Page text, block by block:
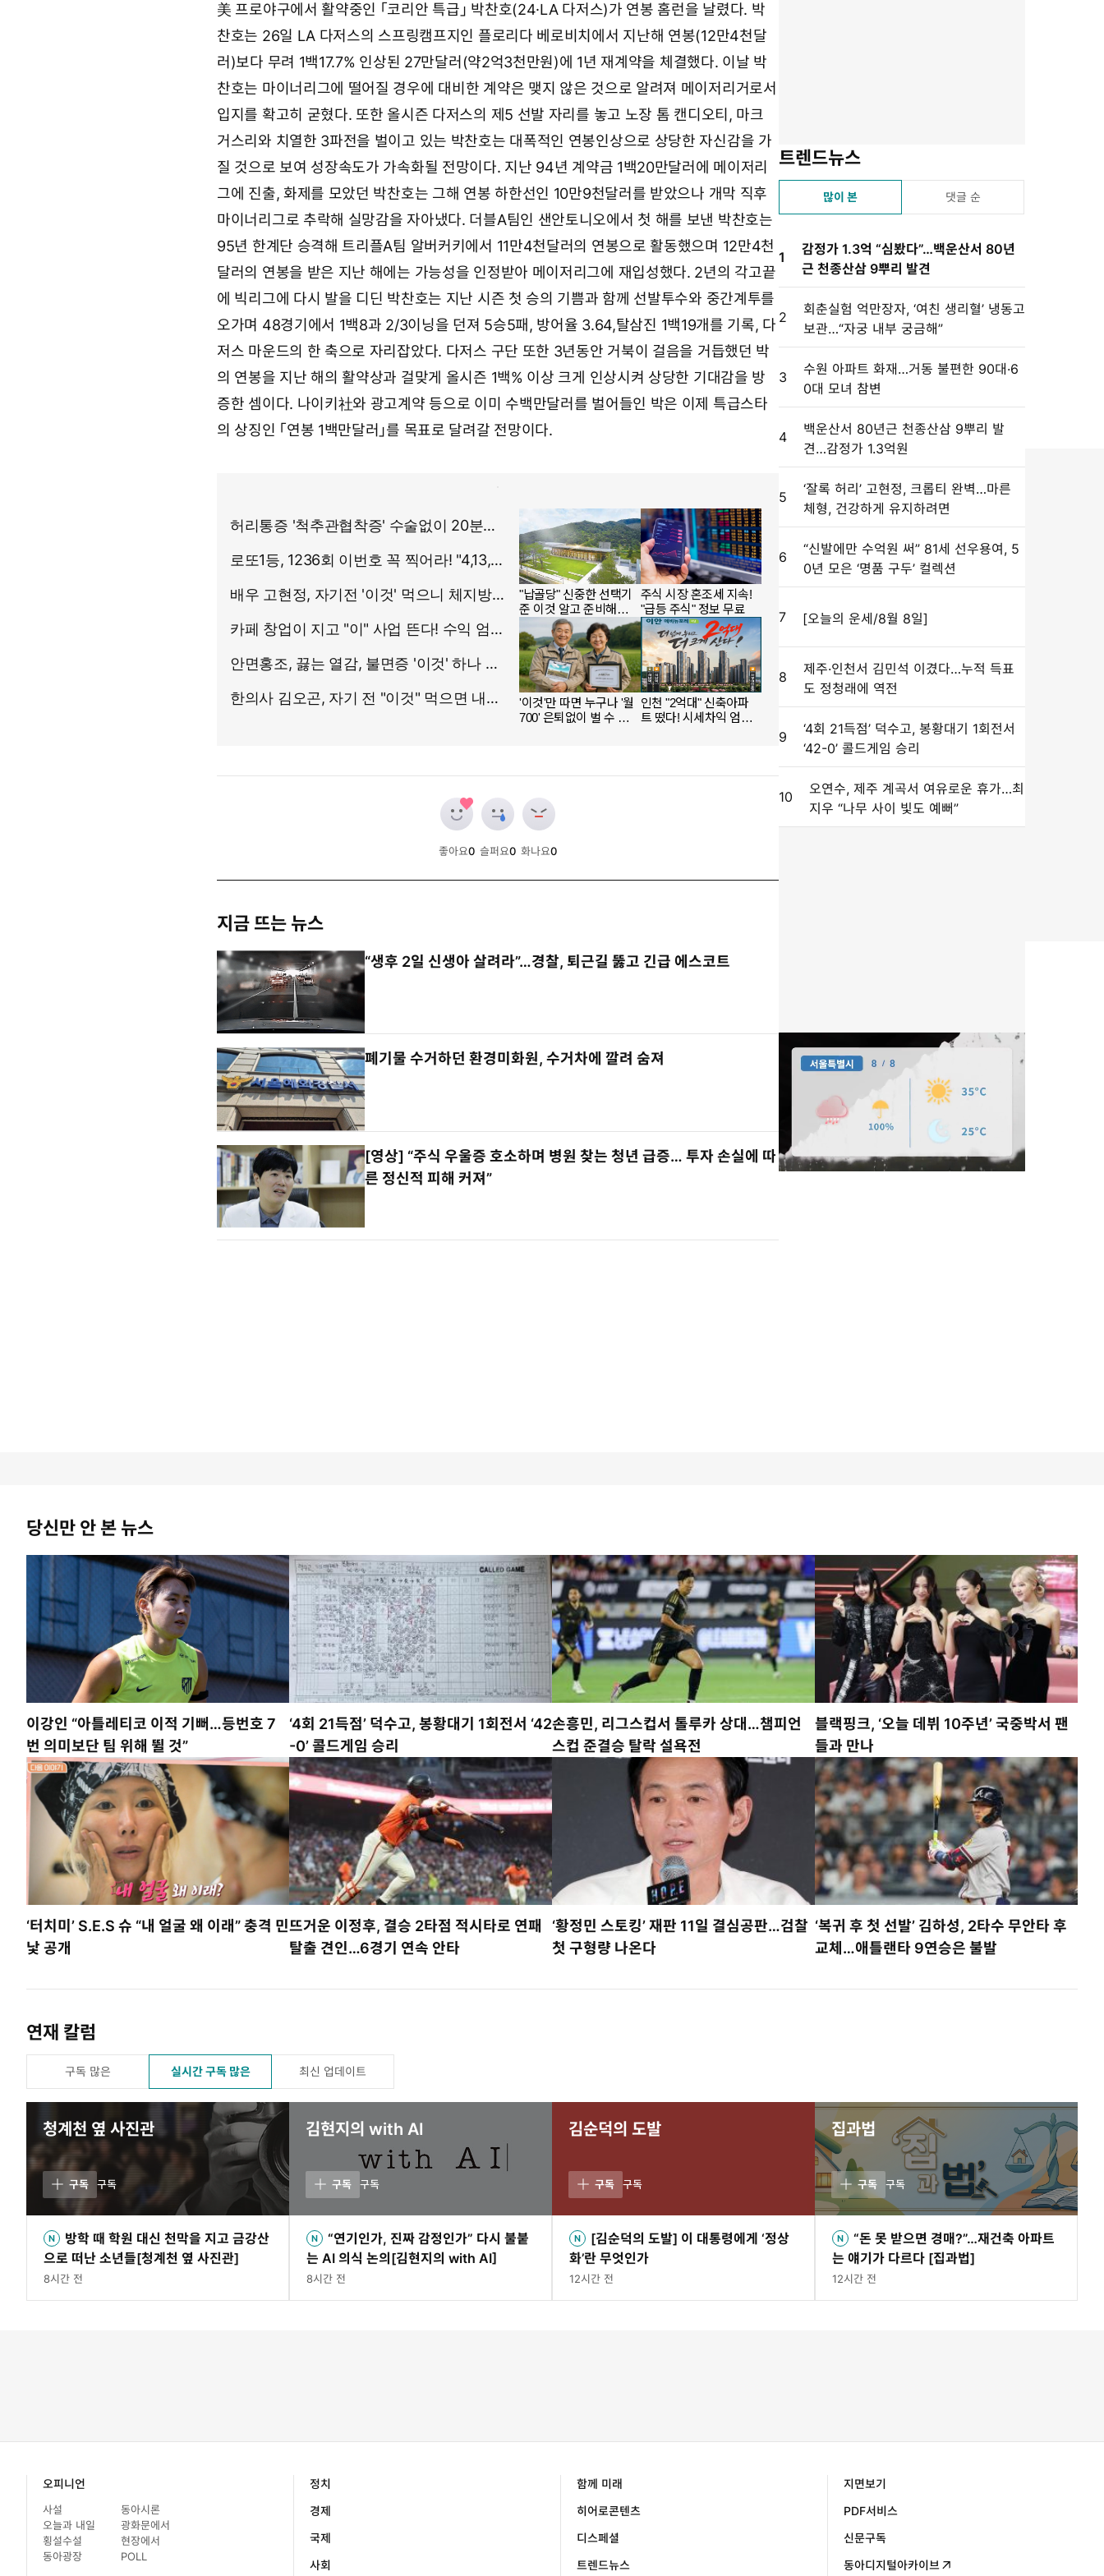
9
2
7
0
시
5
3
분
요
유
기
겨
기
美 프로야구에서 활약중인 「코리안 특급」 박찬호(24·LA 다저스)가 연봉 홈런을 날렸다. 박
찬호는 26일 LA 다저스의 스프링캠프지인 플로리다 베로비치에서 지난해 연봉(12만4천달
러)보다 무려 1백17.7% 인상된 27만달러(약2억3천만원)에 1년 재계약을 체결했다. 이날 박
찬호는 마이너리그에 떨어질 경우에 대비한 계약은 맺지 않은 것으로 알려져 메이저리거로서
입지를 확고히 굳혔다. 또한 올시즌 다저스의 제5 선발 자리를 놓고 노장 톰 캔디오티, 마크
거스리와 치열한 3파전을 벌이고 있는 박찬호는 대폭적인 연봉인상으로 상당한 자신감을 가
질 것으로 보여 성장속도가 가속화될 전망이다. 지난 94년 계약금 1백20만달러에 메이저리
그에 진출, 화제를 모았던 박찬호는 그해 연봉 하한선인 10만9천달러를 받았으나 개막 직후
마이너리그로 추락해 실망감을 자아냈다. 더블A팀인 샌안토니오에서 첫 해를 보낸 박찬호는
95년 한계단 승격해 트리플A팀 알버커키에서 11만4천달러의 연봉으로 활동했으며 12만4천
달러의 연봉을 받은 지난 해에는 가능성을 인정받아 메이저리그에 재입성했다. 2년의 각고끝
에 빅리그에 다시 발을 디딘 박찬호는 지난 시즌 첫 승의 기쁨과 함께 선발투수와 중간계투를
오가며 48경기에서 1백8과 2/3이닝을 던져 5승5패, 방어율 3.64,탈삼진 1백19개를 기록, 다
저스 마운드의 한 축으로 자리잡았다. 다저스 구단 또한 3년동안 거북이 걸음을 거듭했던 박
의 연봉을 지난 해의 활약상과 걸맞게 올시즌 1백% 이상 크게 인상시켜 상당한 기대감을 방
증한 셈이다. 나이키社와 광고계약 등으로 이미 수백만달러를 벌어들인 박은 이제 특급스타
의 상징인 「연봉 1백만달러」를 목표로 달려갈 전망이다.
좋아요0 슬퍼요0 화나요0
지금 뜨는 뉴스
“생후 2일 신생아 살려라”…경찰, 퇴근길 뚫고 긴급 에스코트
폐기물 수거하던 환경미화원, 수거차에 깔려 숨져
[영상] “주식 우울증 호소하며 병원 찾는 청년 급증… 투자 손실에 따
른 정신적 피해 커져”
트렌드뉴스
많이 본 댓글 순
1
감정가 1.3억 “심봤다”…백운산서 80년
근 천종산삼 9뿌리 발견
2
회춘실험 억만장자, ‘여친 생리혈’ 냉동고
보관…“자궁 내부 궁금해”
3
수원 아파트 화재…거동 불편한 90대·6
0대 모녀 참변
4
백운산서 80년근 천종산삼 9뿌리 발
견…감정가 1.3억원
5
‘잘록 허리’ 고현정, 크롭티 완벽…마른
체형, 건강하게 유지하려면
6
“신발에만 수억원 써” 81세 선우용여, 5
0년 모은 ‘명품 구두’ 컬렉션
7 [오늘의 운세/8월 8일]
8
제주·인천서 김민석 이겼다…누적 득표
도 정청래에 역전
9
‘4회 21득점’ 덕수고, 봉황대기 1회전서
‘42-0’ 콜드게임 승리
10
오연수, 제주 계곡서 여유로운 휴가…최
지우 “나무 사이 빛도 예뻐”
당신만 안 본 뉴스
이강인 “아틀레티코 이적 기뻐…등번호 7
번 의미보단 팀 위해 뛸 것”
‘4회 21득점’ 덕수고, 봉황대기 1회전서 ‘42
-0’ 콜드게임 승리
손흥민, 리그스컵서 톨루카 상대…챔피언
스컵 준결승 탈락 설욕전
블랙핑크, ‘오늘 데뷔 10주년’ 국중박서 팬
들과 만나
‘터치미’ S.E.S 슈 “내 얼굴 왜 이래” 충격 민
낯 공개
뜨거운 이정후, 결승 2타점 적시타로 연패
탈출 견인…6경기 연속 안타
‘황정민 스토킹’ 재판 11일 결심공판…검찰
첫 구형량 나온다
‘복귀 후 첫 선발’ 김하성, 2타수 무안타 후
교체…애틀랜타 9연승은 불발
연재 칼럼
구독 많은 실시간 구독 많은 최신 업데이트
청계천 옆 사진관
구독 구독
방학 때 학원 대신 천막을 지고 금강산
으로 떠난 소년들[청계천 옆 사진관]
8시간 전
김현지의 with AI
구독 구독
“연기인가, 진짜 감정인가” 다시 불붙
는 AI 의식 논의[김현지의 with AI]
8시간 전
김순덕의 도발
구독 구독
[김순덕의 도발] 이 대통령에게 ‘정상
화’란 무엇인가
12시간 전
집과법
구독 구독
“돈 못 받으면 경매?”…재건축 아파트
는 얘기가 다르다 [집과법]
12시간 전
오피니언
사설
오늘과 내일
횡설수설
동아광장
동아시론
광화문에서
현장에서
POLL
정치
경제
국제
사회
함께 미래
히어로콘텐츠
디스페셜
트렌드뉴스
지면보기
PDF서비스
신문구독
동아디지털아카이브